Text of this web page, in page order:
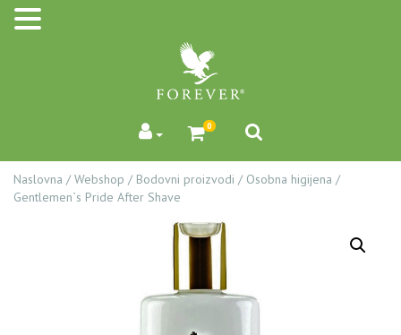
0
Naslovna / Webshop / Bodovni proizvodi / Osobna higijena /
Gentlemen`s Pride After Shave